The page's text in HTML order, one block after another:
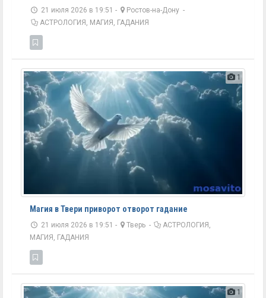
21 июля 2026 в 19:51 - Ростов-на-Дону -
АСТРОЛОГИЯ, МАГИЯ, ГАДАНИЯ
1
Магия в Твери приворот отворот гадание
21 июля 2026 в 19:51 - Тверь -
АСТРОЛОГИЯ,
МАГИЯ, ГАДАНИЯ
1